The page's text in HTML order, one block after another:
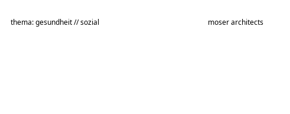
thema: gesundheit // sozial
moser architects